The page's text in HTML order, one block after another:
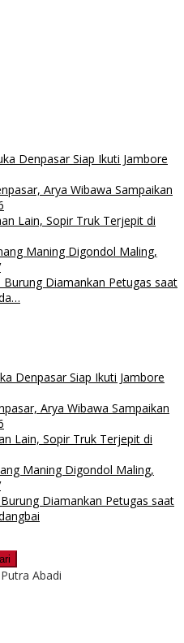
Denpasar Siap Ikuti Jambore
Arya Wibawa Sampaikan
Lain, Sopir Truk Terjepit di
Maning Digondol Maling,
Diamankan Petugas saat
Denpasar Siap Ikuti Jambore
Arya Wibawa Sampaikan
Lain, Sopir Truk Terjepit di
Maning Digondol Maling,
Diamankan Petugas saat
Abadi